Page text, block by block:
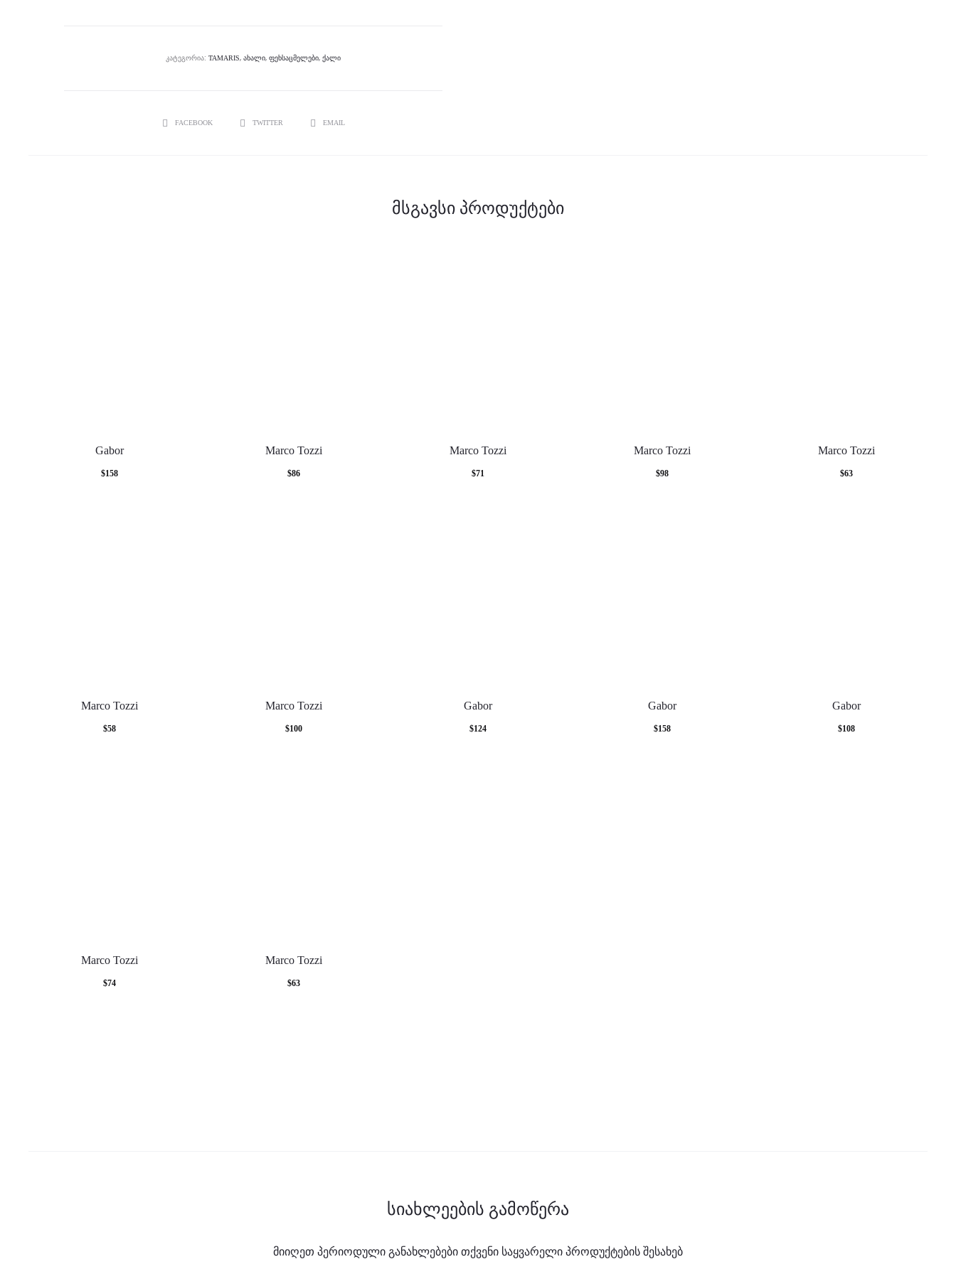
ᲙᲐᲢᲔᲒᲝᲠᲘᲐ: TAMARIS, ᲐᲮᲐᲚᲘ, ᲤᲔᲮᲡᲐᲪᲛᲔᲚᲔᲑᲘ, ᲥᲐᲚᲘ
SHAREFACEBOOK TWITTER EMAIL
მსგავსი პროდუქტები
Gabor
$158
Marco Tozzi
$86
Marco Tozzi
$71
Marco Tozzi
$98
Marco Tozzi
$63
Marco Tozzi
$58
Marco Tozzi
$100
Gabor
$124
Gabor
$158
Gabor
$108
Marco Tozzi
$74
Marco Tozzi
$63
სიახლეების გამოწერა
მიიღეთ პერიოდული განახლებები თქვენი საყვარელი პროდუქტების შესახებ